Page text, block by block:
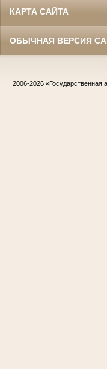
КАРТА САЙТА
ОБЫЧНАЯ ВЕРСИЯ
2006-2026 «Государственная